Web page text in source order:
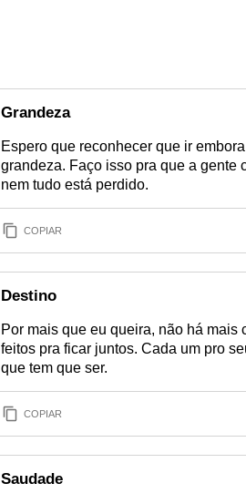
Grandeza
Espero que reconhecer que ir
grandeza. Faço isso pra que a gente
nem tudo está perdido.
COPIAR
Destino
Por mais que eu queira, não há mais
feitos pra ficar juntos. Cada um pro
que tem que ser.
COPIAR
Saudade